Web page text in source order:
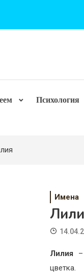
Психология
Имена
Лилия
цветка.